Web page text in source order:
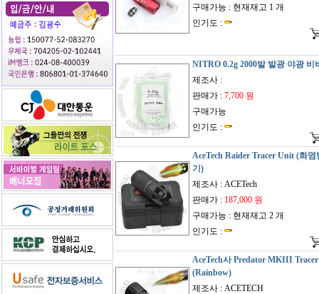
구매가능 : 현재재고 1 개
인기도 :
NITRO 0.2g 2000발 발광 야광 비
제조사 :
판매가 : 7,700 원
구매가능
인기도 :
AceTech Raider Tracer Unit (화염
기)
제조사 : ACETech
판매가 : 187,000 원
구매가능 : 현재재고 2 개
인기도 :
AceTech사 Predator MKIII
(Rainbow)
제조사 : ACETECH